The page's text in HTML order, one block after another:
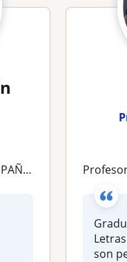
Profesora
son